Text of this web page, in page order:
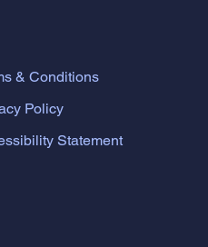
& Conditions
Policy
Statement